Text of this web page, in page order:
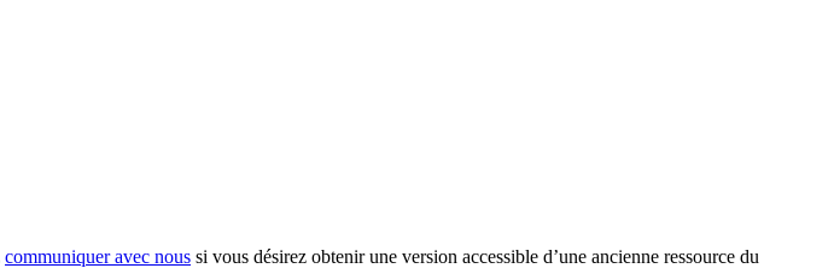
communiquer avec nous si vous désirez obtenir une version accessible d’une ancienne ressource du